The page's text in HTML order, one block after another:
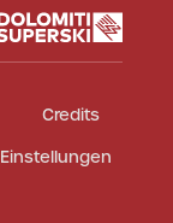
Credits
Einstellungen